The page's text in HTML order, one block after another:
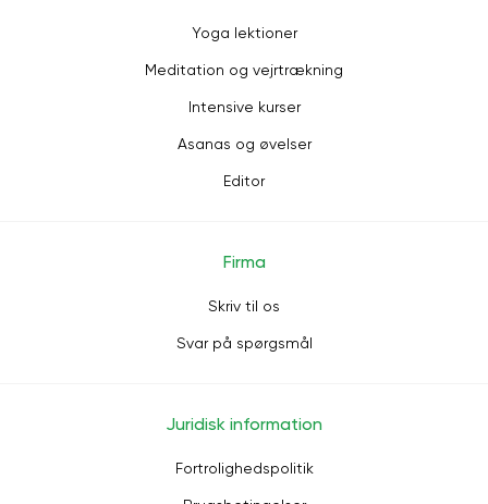
Yoga lektioner
Meditation og vejrtrækning
Intensive kurser
Asanas og øvelser
Editor
Firma
Skriv til os
Svar på spørgsmål
Juridisk information
Fortrolighedspolitik